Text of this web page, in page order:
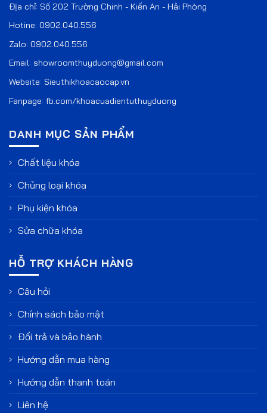
Địa chỉ: Số 202 Trường Chinh - Kiến An - Hải Phòng
Hotine: 0902.040.556
Zalo: 0902.040.556
Email: showroomthuyduong@gmail.com
Website: Sieuthikhoacaocap.vn
Fanpage: fb.com/khoacuadientuthuyduong
DANH MỤC SẢN PHẨM
Chất liệu khóa
Chủng loại khóa
Phụ kiện khóa
Sửa chữa khóa
HỖ TRỢ KHÁCH HÀNG
Câu hỏi
Chính sách bảo mật
Đổi trả và bảo hành
Hướng dẫn mua hàng
Hướng dẫn thanh toán
Liên hệ